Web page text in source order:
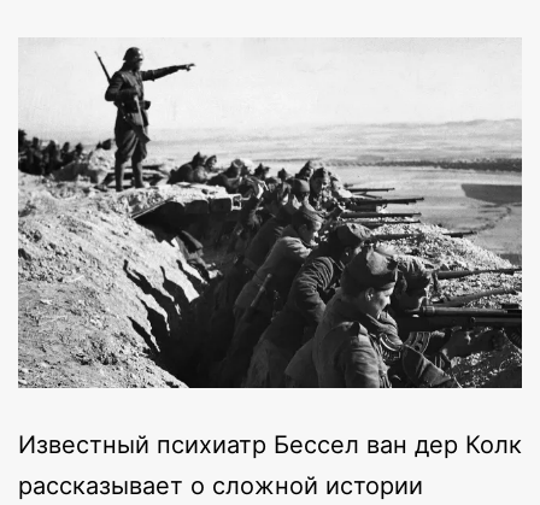
Известный психиатр Бессел ван дер Колк
рассказывает о сложной истории